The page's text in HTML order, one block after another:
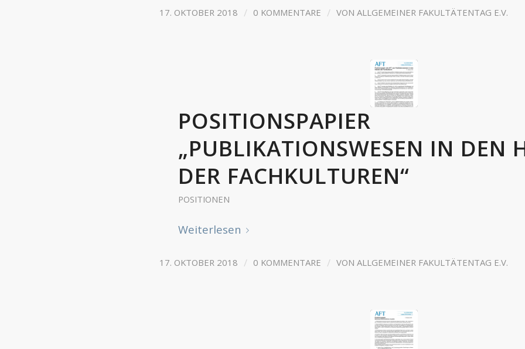
17. OKTOBER 2018 / 0 KOMMENTARE / VON ALLGEMEINER FAKULTÄTENTAG E.V.
POSITIONSPAPIER
„PUBLIKATIONSWESEN IN DEN
DER FACHKULTUREN“
POSITIONEN
Weiterlesen
17. OKTOBER 2018 / 0 KOMMENTARE / VON ALLGEMEINER FAKULTÄTENTAG E.V.